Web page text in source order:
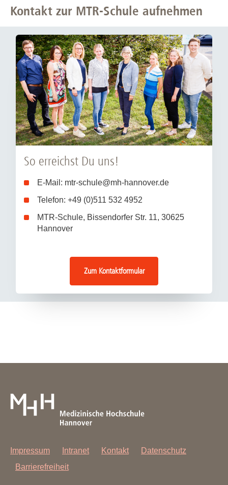
Kontakt zur MTR-Schule aufnehmen
So erreichst Du uns!
E-Mail: mtr-schule@mh-hannover.de
Telefon: +49 (0)511 532 4952
MTR-Schule, Bissendorfer Str. 11, 30625
Hannover
Zum Kontaktformular
Impressum Intranet Kontakt
Datenschutz
Barrierefreiheit